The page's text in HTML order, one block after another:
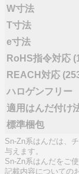
W寸法
T寸法
e寸法
RoHS指令対応
REACH対応
ハロゲンフリー
適用はんだ付け
標準梱包
Sn-Zn系はんだは、
与えます。
Sn-Zn系はんだをご
記載内容についての